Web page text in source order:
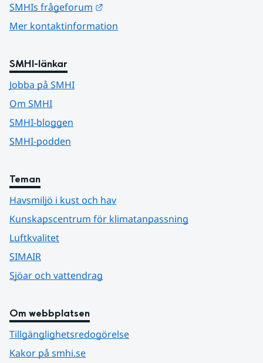
SMHIs frågeforum
Mer kontaktinformation
SMHI-länkar
Jobba på SMHI
Om SMHI
SMHI-bloggen
SMHI-podden
Teman
Havsmiljö i kust och hav
Kunskapscentrum för klimatanpassning
Luftkvalitet
SIMAIR
Sjöar och vattendrag
Om webbplatsen
Tillgänglighetsredogörelse
Kakor på smhi.se